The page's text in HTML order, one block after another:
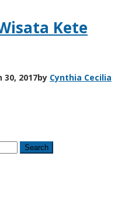
Kete
30, 2017by Cynthia Cecilia